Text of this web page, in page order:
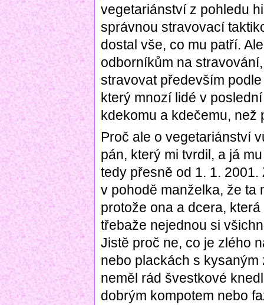
vegetariánství z pohledu
správnou stravovací
dostal vše, co mu patří.
odborníkům na
stravovat především
který mnozí lidé v
kdekomu a kdečemu, než
Proč ale o vegetariánství
pán, který mi tvrdil, a já
tedy přesně od 1. 1.
v pohodě manželka, že ta
protože ona a dcera,
třebaže nejednou si
Jistě proč ne, co je zlého
nebo plackách s
neměl rád švestkové
dobrým kompotem nebo